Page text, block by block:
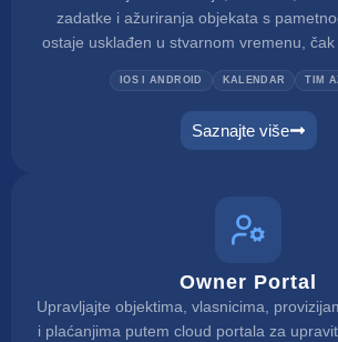
zadatke i ažuriranja objekata s
ostaje usklađen u stvarnom vremenu, čak
IOS I ANDROID KALENDAR TIM
Saznajte više
Owner Portal
Upravljajte objektima, vlasnicima,
i plaćanjima putem cloud portala za